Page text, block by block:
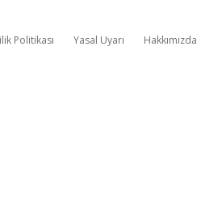
Politikası Yasal Uyarı Hakkımızda